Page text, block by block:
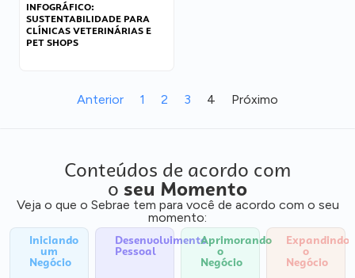
INFOGRÁFICO:
SUSTENTABILIDADE PARA
CLÍNICAS VETERINÁRIAS E
PET SHOPS
Anterior 1 2 3 4 Próximo
Conteúdos de acordo com
o seu Momento
Veja o que o Sebrae tem para você de acordo com o seu
momento:
Iniciando
um
Negócio
Desenvolvimento
Pessoal
Aprimorando
o
Negócio
Expandindo
o
Negócio